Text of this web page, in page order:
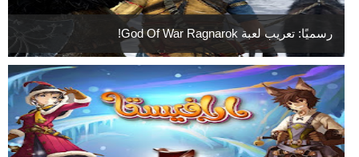
رسميًا: تعريب لعبة God Of War Ragnarok!